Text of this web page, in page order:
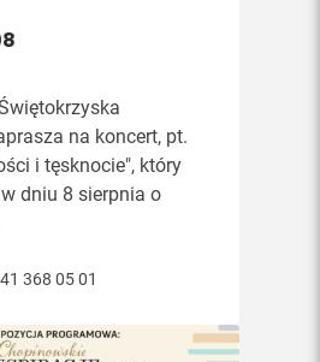
na koncert, pt.
i tęsknocie", który
dniu 8 sierpnia o
368 05 01